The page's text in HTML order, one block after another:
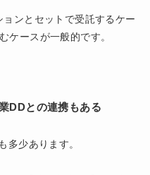
ンとセットで受託するケー
ケースが一般的です。
DDとの連携もある
多少あります。